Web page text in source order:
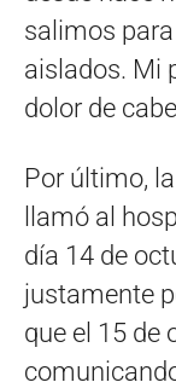
salimos
aislados. Mi
dolor de
Por último,
llamó al
día 14 de
justamente
que el 15 de